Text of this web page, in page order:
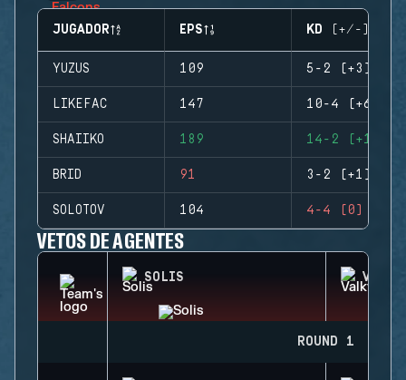
JUGADOR EPS KD (+/-)
YUZUS 109 5-2 (+3)
LIKEFAC 147 10-4 (+6)
SHAIIKO 189 14-2 (+12)
BRID 91 3-2 (+1)
SOLOTOV 104 4-4 (0)
VETOS DE AGENTES
SOLIS
ROUND 1